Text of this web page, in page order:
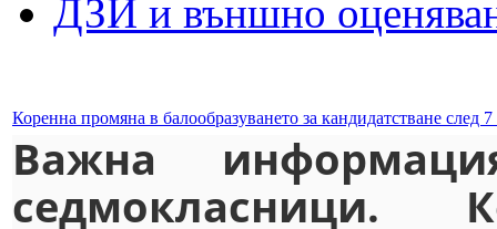
ДЗИ и външно
Коренна промяна в балообразуването за кандидатстване след 7
Важна